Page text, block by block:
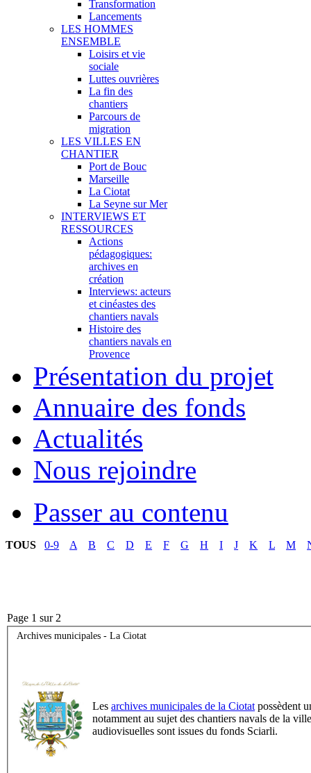
Transformation
Lancements
LES HOMMES
ENSEMBLE
Loisirs et vie
sociale
Luttes ouvrières
La fin des
chantiers
Parcours de
migration
LES VILLES EN
CHANTIER
Port de Bouc
Marseille
La Ciotat
La Seyne sur Mer
INTERVIEWS ET
RESSOURCES
Actions
pédagogiques:
archives en
création
Interviews: acteurs
et cinéastes des
chantiers navals
Histoire des
chantiers navals en
Provence
Présentation du projet
Annuaire des fonds
Actualités
Nous rejoindre
Passer au contenu
TOUS 0-9 A B C D E F G H I J K L M
Page 1 sur 2
Archives municipales - La Ciotat
Les archives municipales de la Ciotatpossèdent
notamment au sujet des chantiers navals de la
audiovisuelles sont issues du fonds Sciarli.